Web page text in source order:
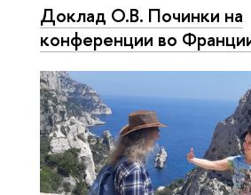
Доклад О.В. Починки на
конференции во